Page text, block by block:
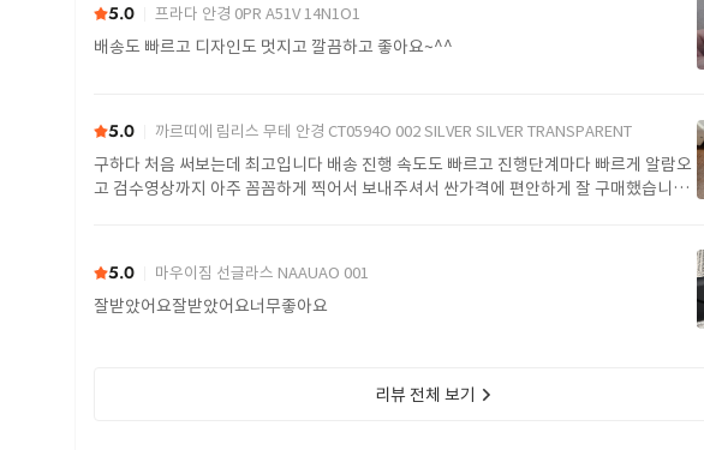
5.0 프라다 안경 0PR A51V 14N1O1
배송도 빠르고 디자인도 멋지고 깔끔하고 좋아요~^^
5.0 까르띠에 림리스 무테 안경 CT0594O 002 SILVER SILVER TRANSPARENT
구하다 처음 써보는데 최고입니다 배송 진행 속도도 빠르고 진행단계마다 빠르게 알람오
고 검수영상까지 아주 꼼꼼하게 찍어서 보내주셔서 싼가격에 편안하게 잘 구매했습니다.
5.0 마우이짐 선글라스 NAAUAO 001
잘받았어요잘받았어요너무좋아요
리뷰 전체 보기